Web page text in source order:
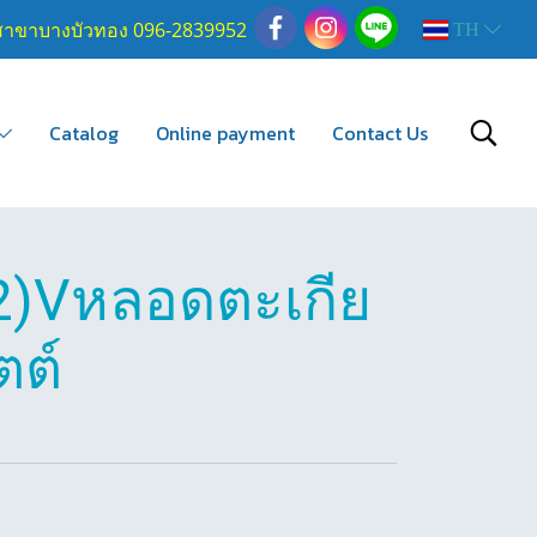
ขาบางบัวทอง 096-2839952 TH
Catalog Online payment Contact Us
หลอดตะเกีย
ต์